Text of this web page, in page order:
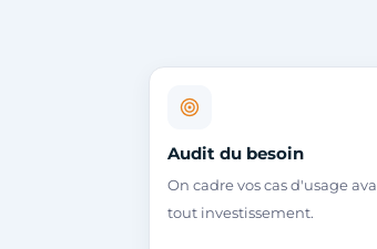
Audit du besoin
On cadre vos cas d'usage
tout investissement.